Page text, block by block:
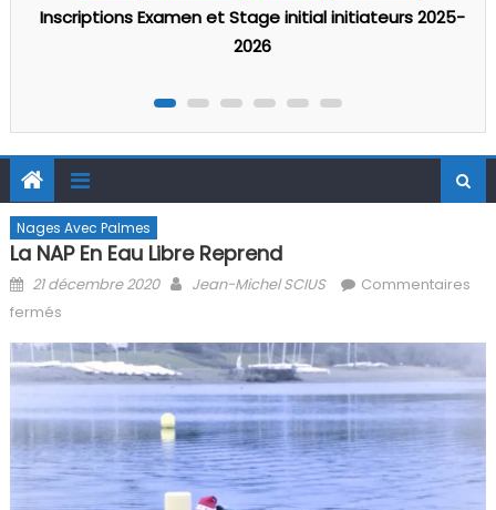
PSP : Formation arbitre /juge fédéral 1er degré
Nages Avec Palmes
La NAP En Eau Libre Reprend
Posted on
21 décembre 2020 Author
Jean-Michel SCIUS
Commentaires
fermés